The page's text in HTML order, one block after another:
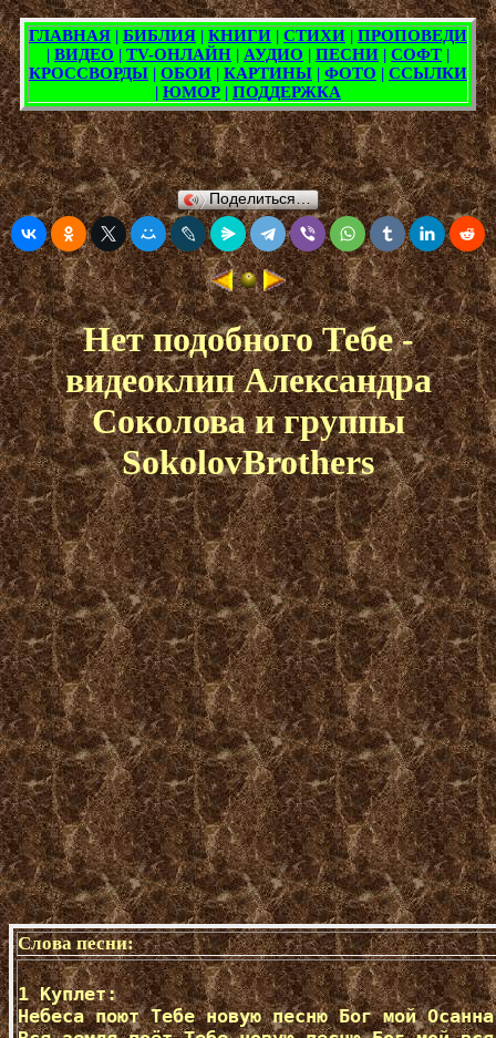
Поделиться…
Нет подобного Тебе -
видеоклип Александра
Соколова и группы
SokolovBrothers
Слова песни:
1 Куплет:
Небеса поют Тебе новую песню Бог мой